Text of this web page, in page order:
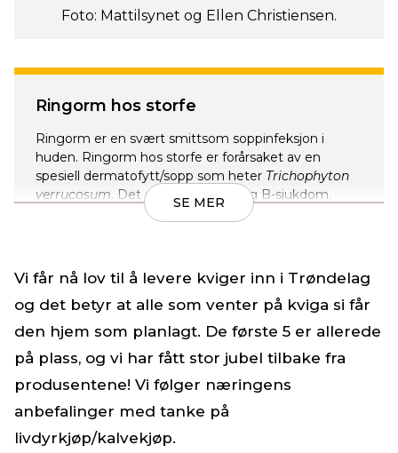
Foto: Mattilsynet og Ellen Christiensen.
Vi får nå lov til å levere kviger inn i Trøndelag
og det betyr at alle som venter på kviga si får
den hjem som planlagt. De første 5 er allerede
på plass, og vi har fått stor jubel tilbake fra
produsentene! Vi følger næringens
anbefalinger med tanke på
livdyrkjøp/kalvekjøp.
Ringorm hos storfe
Ringorm er en svært smittsom soppinfeksjon i
huden. Ringorm hos storfe er forårsaket av en
spesiell dermatofytt/sopp som heter Trichophyton
verrucosum. Det er en meldepliktig B-sjukdom.
Andre dermatofytter kan føre til hårløse ringorm-
og katt.
Les mer om sykdommen hos Veterinærinstituttet
SE MER